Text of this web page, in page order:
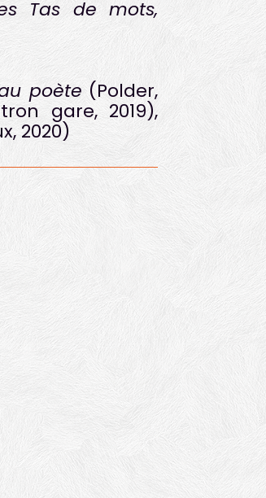
Tas de mots,
poète (Polder,
gare, 2019),
2020)